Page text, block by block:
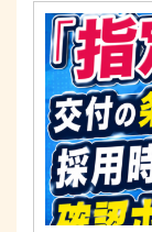
適正な個人
いに関する
範を遵守し
個人情報に
〒125-
TEL：
株式会社